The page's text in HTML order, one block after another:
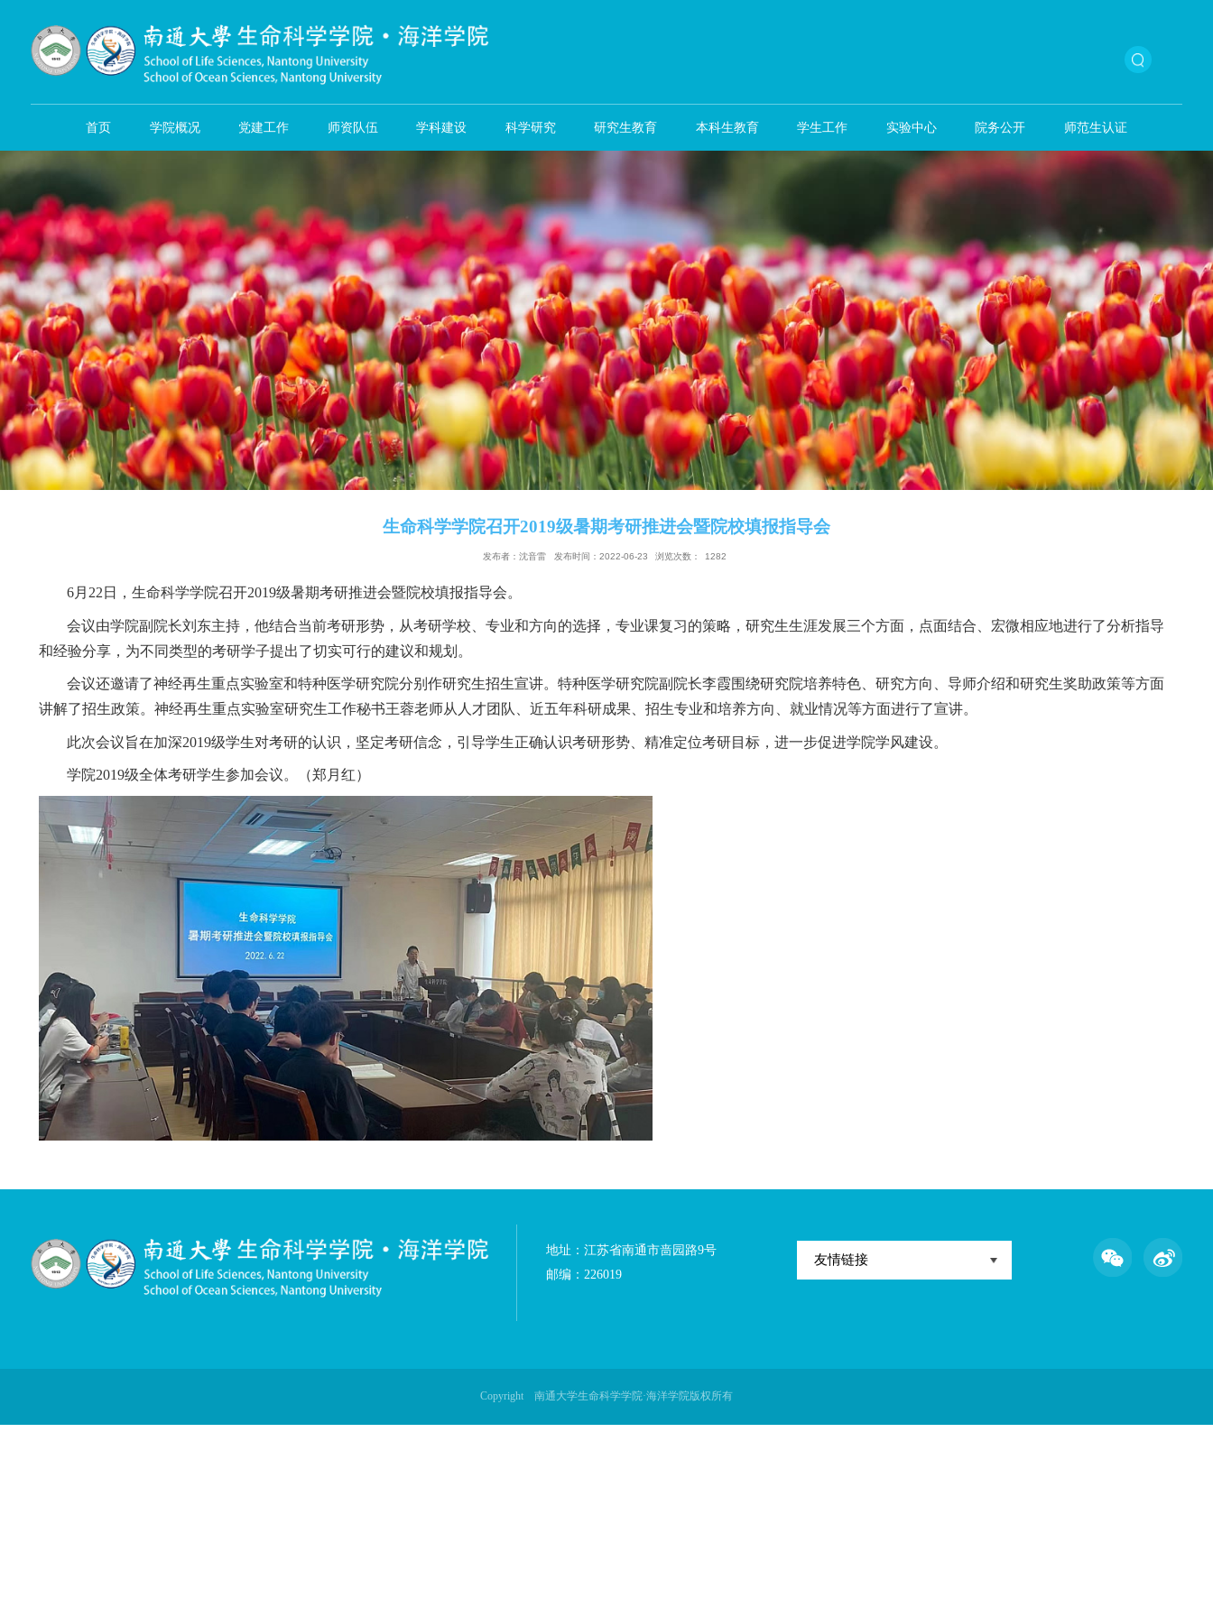
首页 学院概况 党建工作 师资队伍 学科建设 科学研究 研究生教育 本科生教育 学生工作 实验中心 院务公开
生命科学学院召开2019级暑期考研推进会暨院校填报指导会
6月22日，生命科学学院召开 2019 级暑期考研推进会暨院校填报指导会。
会议由学院副院长刘东主持，他结合当前考研形势，从考研学校、专业和方向的选择，专业课复习的策略，研究生生涯发展三个方面，点面结合、宏微
和经验分享，为不同类型的考研学子提出了切实可行的建议和规划。
会议还邀请了神经再生重点实验室和特种医学研究院分别作研究生招生宣讲。特种医学研究院副院长李霞围绕研究院培养特色、研究方向、导师介绍和
讲解了招生政策。神经再生重点实验室研究生工作秘书王蓉老师从人才团队、近五年科研成果、招生专业和培养方向、就业情况等方面进行了宣讲。
此次会议旨在加深2019级学生对考研的认识，坚定考研信念，引导学生正确认识考研形势、精准定位考研目标，进一步促进学院学风建设。
级全体考研学生参加会议。（郑月红）